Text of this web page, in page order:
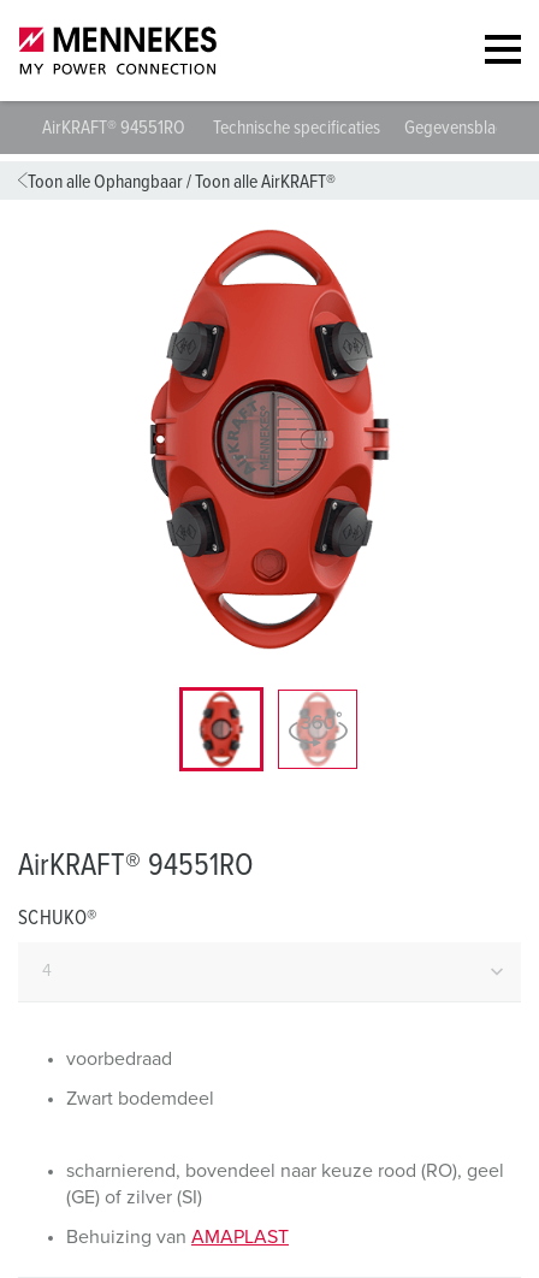
AirKRAFT® 94551RO Technische specificaties Gegevensbladen
Toon alle Ophangbaar/Toon alle AirKRAFT®
AirKRAFT® 94551RO
SCHUKO®
voorbedraad
Zwart bodemdeel
scharnierend, bovendeel naar keuze rood (RO), geel
(GE) of zilver (SI)
Behuizing van AMAPLAST